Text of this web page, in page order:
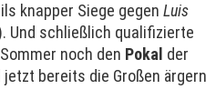
knapper Siege gegen Luis
Und schließlich qualifizierte
noch den Pokal der
jetzt bereits die Großen ärgern